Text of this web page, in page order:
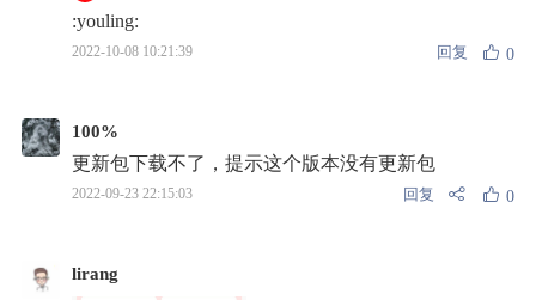
:youling:
2022-10-08 10:21:39 回复 0
100%
更新包下载不了，提示这个版本没有更新包
2022-09-23 22:15:03 回复 0
lirang